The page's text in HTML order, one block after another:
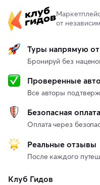
от
Туры напрямую
Бронируй без
Проверенные
Все авторы
Безопасная оплата
Оплата через
Реальные отзывы
После каждого
Клуб Гидов